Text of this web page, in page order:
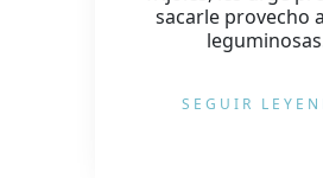
sacarle provecho
SEGUIR